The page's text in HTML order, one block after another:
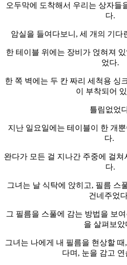
오두막에 도착해서 우리는 상자들
다.
암실을 들여다보니, 세 개의 기다
한 테이블 위에는 장비가 얹혀져
었다.
한 쪽 벽에는 두 칸 짜리 세척용 싱
이 부착되어
틀림없었
지난 일요일에는 테이블이 한 개
다.
완다가 모든 걸 지나간 주중에 걸
다.
그녀는 날 식탁에 앉히고, 필름 스
건네주었
그 필름을 스풀에 감는 방법을 보
을 살펴보았
그녀는 나에게 내 필름을 현상할
다며, 눈을 감고 연